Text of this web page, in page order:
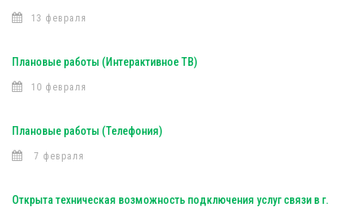
13 февраля
Плановые работы (Интерактивное ТВ)
10 февраля
Плановые работы (Телефония)
7 февраля
Открыта техническая возможность подключения услуг связи в г.